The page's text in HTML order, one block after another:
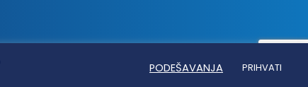
PODEŠAVANJA PRIHVATI